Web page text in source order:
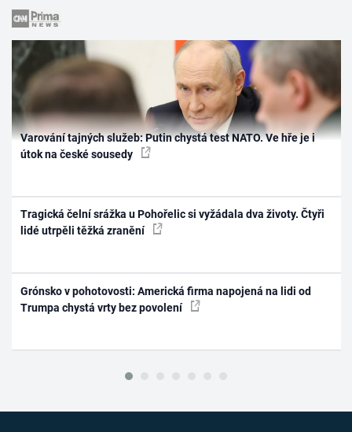
Varování tajných služeb: Putin chystá test NATO. Ve hře je i
útok na české sousedy
Tragická čelní srážka u Pohořelic si vyžádala dva životy. Čtyři
lidé utrpěli těžká zranění
Grónsko v pohotovosti: Americká firma napojená na lidi od
Trumpa chystá vrty bez povolení